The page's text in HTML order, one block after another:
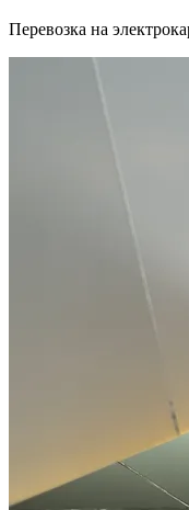
Перевозка на